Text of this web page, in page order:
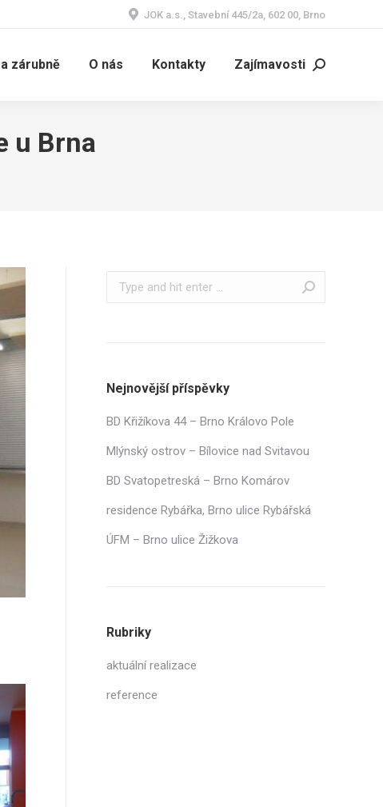
JOK a.s., Stavební 445/2a, 602 00, Brno
zárubně O nás Kontakty Zajímavosti Search:
u Brna
Search:
Nejnovější příspěvky
BD Křižíkova 44 – Brno Královo Pole
Mlýnský ostrov – Bílovice nad Svitavou
BD Svatopetreská – Brno Komárov
residence Rybářka, Brno ulice Rybářská
ÚFM – Brno ulice Žižkova
Rubriky
aktuální realizace
reference